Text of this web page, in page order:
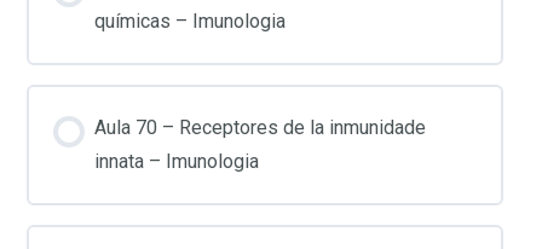
químicas – Imunologia
Aula 70 – Receptores de la inmunidade
innata – Imunologia